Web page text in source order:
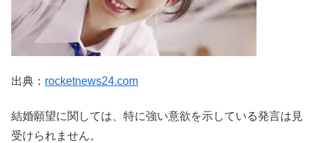
出典： rocketnews24.com
結婚願望に関しては、特に強い意欲を示している発言は見
受けられません。